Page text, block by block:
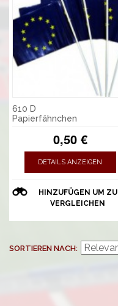
610 D
Papierfähnchen
0,50 €
DETAILS ANZEIGEN
HINZUFÜGEN UM ZU
VERGLEICHEN
SORTIEREN NACH